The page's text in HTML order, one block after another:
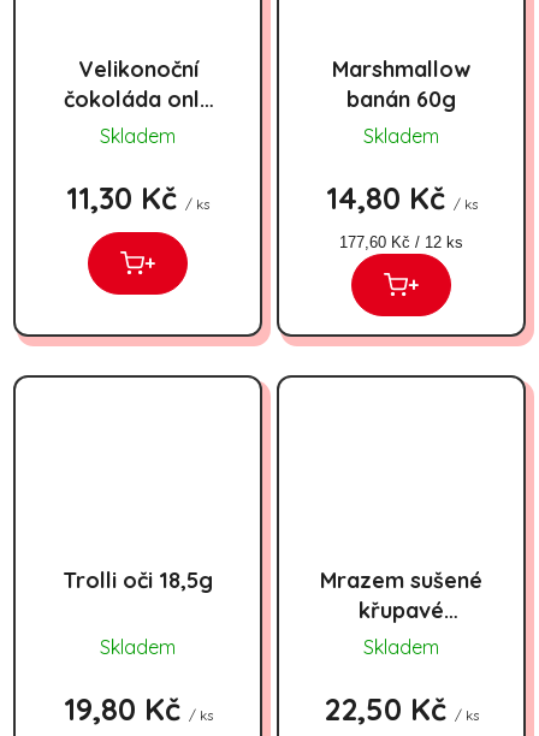
Velikonoční
čokoláda only
15g
Skladem
11,30 Kč / ks
+
Marshmallow
banán 60g
Skladem
14,80 Kč / ks
Měrná cena:
177,60 Kč / 12 ks
+
Trolli oči 18,5g
Skladem
19,80 Kč / ks
Mrazem sušené
křupavé
bonbóny JOX
Skladem
22,50 Kč / ks